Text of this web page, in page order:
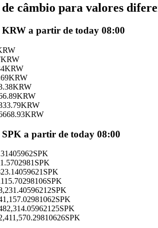
USDC como garantia
traders
câmbio para valores
KRW a partir de today 08:00
KRW
KRW
KRW
KRW
KRW
KRW
KRW
SPK a partir de today 08:00
SPK
SPK
SPK
SPK
SPK
SPK
SPK
SPK